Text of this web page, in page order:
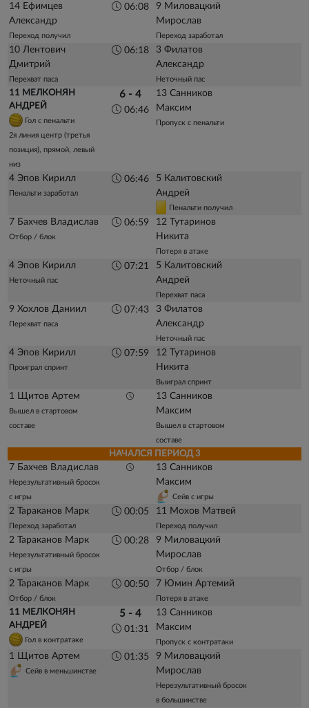
14 Ефимцев
Александр
Переход получил
06:08
9 Миловацкий
Мирослав
Переход заработал
10 Лентович
Дмитрий
Перехват паса
06:18
3 Филатов
Александр
Неточный пас
11 МЕЛКОНЯН
АНДРЕЙ
Гол с пенальти
2я линия центр (третья
позиция), прямой, левый
низ
6 - 4
06:46
13 Санников
Максим
Пропуск с пенальти
4 Эпов Кирилл
Пенальти заработал
06:46
5 Калитовский
Андрей
Пенальти получил
7 Бахчев Владислав
Отбор / блок
06:59
12 Тутаринов
Никита
Потеря в атаке
4 Эпов Кирилл
Неточный пас
07:21
5 Калитовский
Андрей
Перехват паса
9 Хохлов Даниил
Перехват паса
07:43
3 Филатов
Александр
Неточный пас
4 Эпов Кирилл
Проиграл спринт
07:59
12 Тутаринов
Никита
Выиграл спринт
1 Щитов Артем
Вышел в стартовом
составе
13 Санников
Максим
Вышел в стартовом
составе
НАЧАЛСЯ ПЕРИОД 3
7 Бахчев Владислав
Нерезультативный бросок
с игры
13 Санников
Максим
Сейв с игры
2 Тараканов Марк
Переход заработал
00:05 11 Мохов Матвей
Переход получил
2 Тараканов Марк
Нерезультативный бросок
с игры
00:28
9 Миловацкий
Мирослав
Отбор / блок
2 Тараканов Марк
Отбор / блок
00:50 7 Юмин Артемий
Потеря в атаке
11 МЕЛКОНЯН
АНДРЕЙ
Гол в контратаке
5 - 4
01:31
13 Санников
Максим
Пропуск с контратаки
1 Щитов Артем
Сейв в меньшинстве
01:35
9 Миловацкий
Мирослав
Нерезультативный бросок
в большинстве